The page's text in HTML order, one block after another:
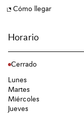
Cómo llegar
Horario
Cerrado
Lunes
Martes
Miércoles
Jueves